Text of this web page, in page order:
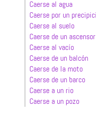
Caerse al agua
Caerse por un
Caerse al suelo
Caerse de un ascensor
Caerse al vacío
Caerse de un balcón
Caerse de la moto
Caerse de un barco
Caerse a un rio
Caerse a un pozo